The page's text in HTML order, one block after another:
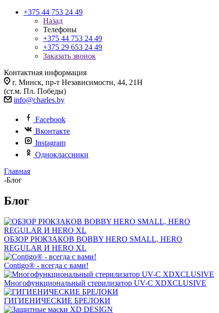
+375 44 753 24 49
Назад
Телефоны
+375 44 753 24 49
+375 29 653 24 49
Заказать звонок
Контактная информация
г. Минск, пр-т Независимости, 44, 21Н
(ст.м. Пл. Победы)
info@charles.by
Facebook
Вконтакте
Instagram
Одноклассники
Главная
-Блог
Блог
ОБЗОР РЮКЗАКОВ BOBBY HERO SMALL, HERO
REGULAR И HERO XL
Contigo® - всегда с вами!
Многофункциональный стерилизатор UV-C XDXCLUSIVE
ГИГИЕНИЧЕСКИЕ БРЕЛОКИ